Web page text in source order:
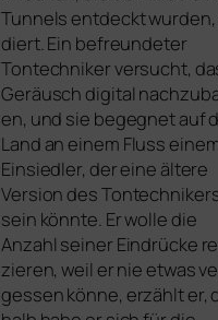
Tunnels ent­deckt
diert. Ein befreun­de­ter
Tontechniker ver­sucht,
Geräusch digi­tal
en, und sie begeg­net auf
Land an einem Fluss
Einsiedler, der eine älte­re
Version des
sein könn­te. Er wol­le die
Anzahl sei­ner Eindrücke
zie­ren, weil er nie etwas
ges­sen kön­ne, erzählt er,